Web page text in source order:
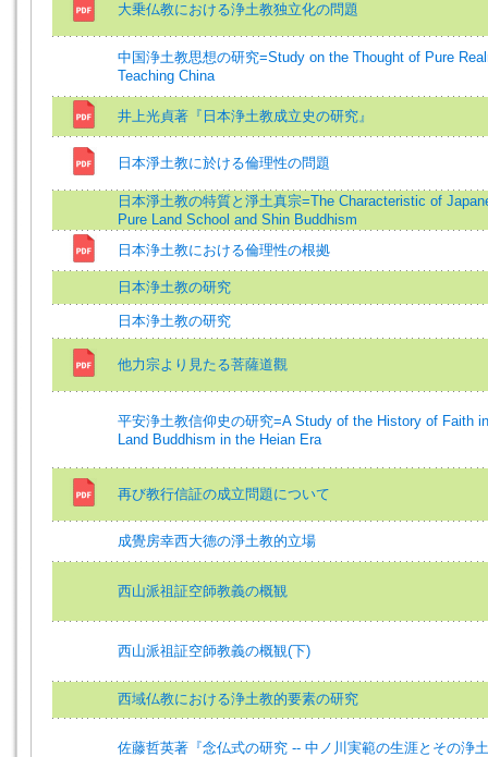
大乗仏教における浄土教独立化の問題
中国浄土教思想の研究=Study on the Thought of Pure
Teaching China
井上光貞著『日本浄土教成立史の研究』
日本淨土教に於ける倫理性の問題
日本淨土教の特質と淨土真宗=The Characteristic of
Pure Land School and Shin Buddhism
日本浄土教における倫理性の根拠
日本浄土教の研究
日本浄土教の研究
他力宗より見たる菩薩道觀
平安浄土教信仰史の研究=A Study of the History of Faith
Land Buddhism in the Heian Era
再び教行信証の成立問題について
成覺房幸西大德の淨土教的立場
西山派祖証空師教義の概観
西山派祖証空師教義の概観(下)
西域仏教における浄土教的要素の研究
佐藤哲英著『念仏式の研究 -- 中ノ川実範の生涯とその浄